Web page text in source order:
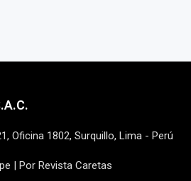
Oficina 1802, Surquillo, Lima - Perú
| Por Revista Caretas